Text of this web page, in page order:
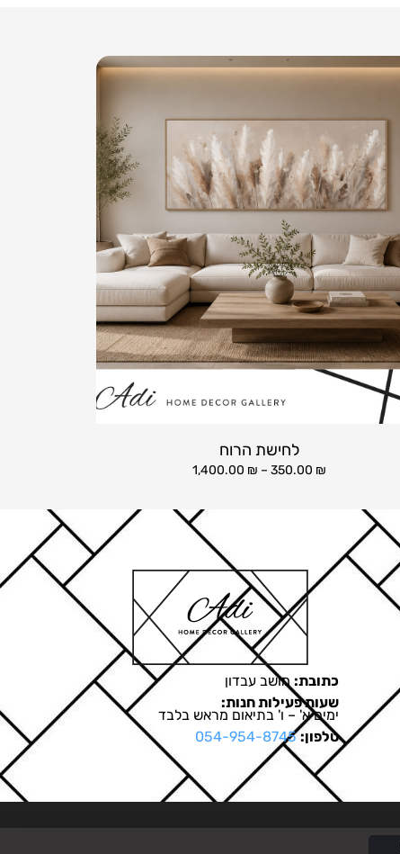
לחישת הרוח
350.00 ₪
–
1,400.00 ₪
כתובת: מושב עבדון
שעות פעילות חנות:
ימים א' – ו' בתיאום מראש בלבד
טלפון: 054-954-8745
בניית אתרים